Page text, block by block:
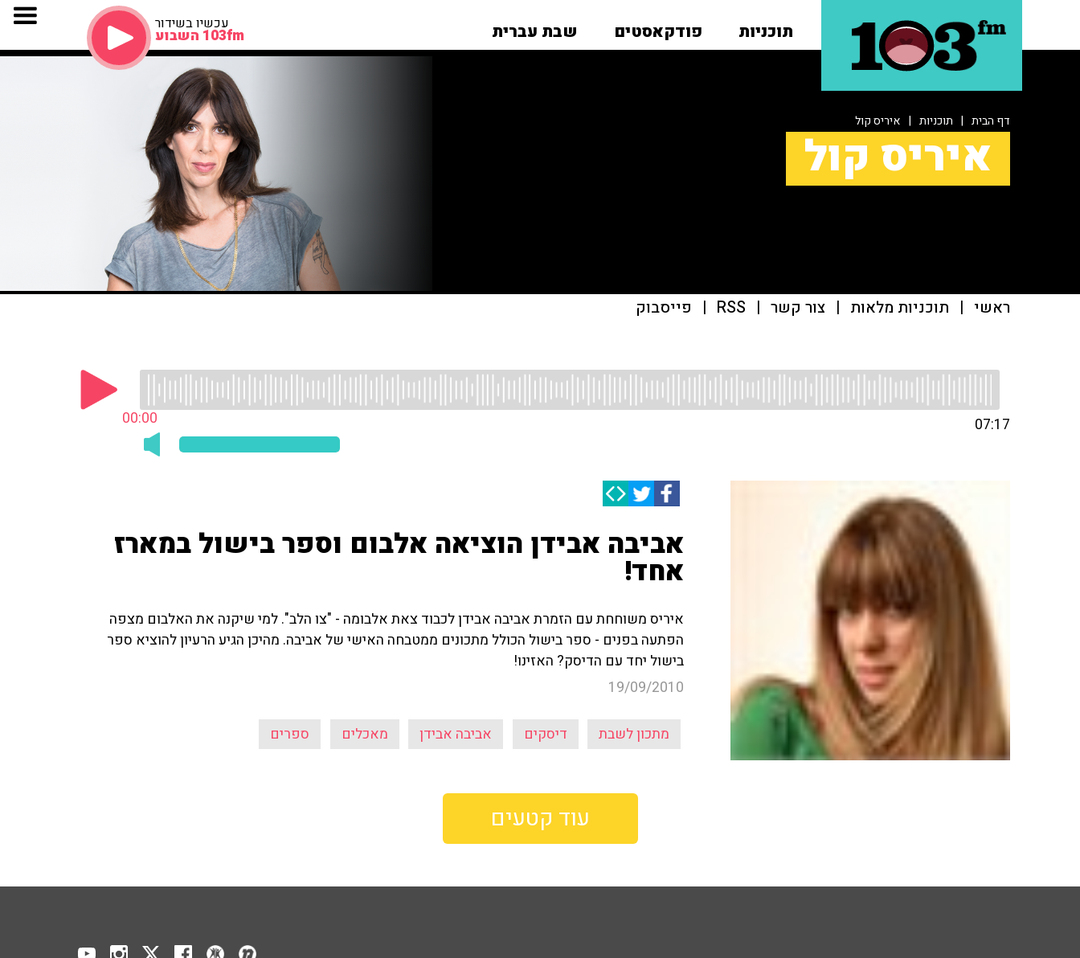
תוכניות פודקאסטים שבת עברית עכשיו בשידור
103fm השבוע
דף הבית | תוכניות | איריס קול
איריס קול
ראשי | תוכניות מלאות | צור קשר |
RSS
| פייסבוק
00:00 07:17
אביבה אבידן הוציאה אלבום וספר בישול במארז
אחד!
איריס משוחחת עם הזמרת אביבה אבידן לכבוד צאת אלבומה - "צו הלב". למי שיקנה את האלבום מצפה
הפתעה בפנים - ספר בישול הכולל מתכונים ממטבחה האישי של אביבה. מהיכן הגיע הרעיון להוציא ספר
בישול יחד עם הדיסק? האזינו!
19/09/2010
מתכון לשבת דיסקים אביבה אבידן מאכלים ספרים
עוד קטעים